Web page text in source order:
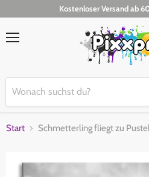
Kostenloser Versand ab
Start Schmetterling fliegt zu